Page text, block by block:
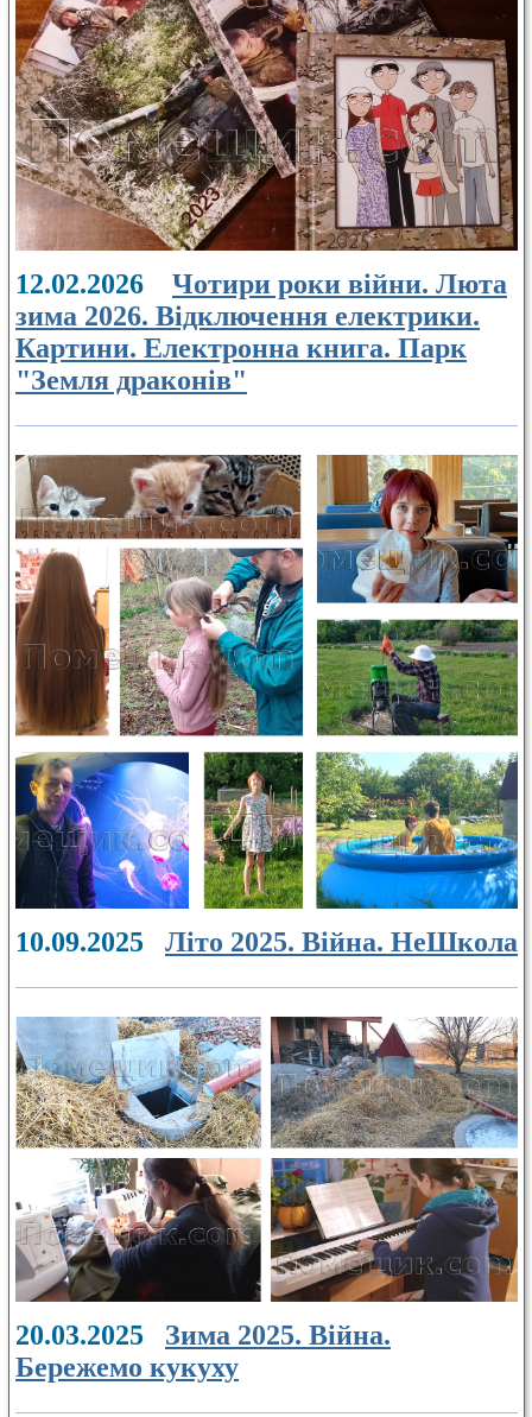
12.02.2026 Чотири роки війни. Люта
зима 2026. Відключення електрики.
Картини. Електронна книга. Парк
"Земля драконів"
10.09.2025 Літо 2025. Війна. НеШкола
20.03.2025 Зима 2025. Війна.
Бережемо кукуху